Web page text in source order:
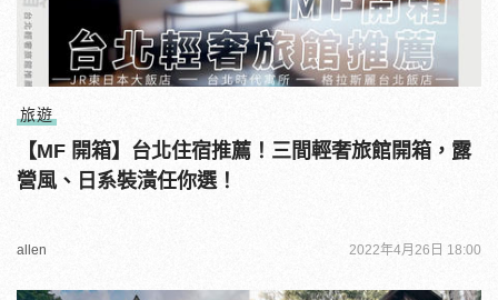
旅遊
【MF 開箱】台北住宿推薦！三間輕奢旅館開箱，露
營風、日系裝潢任你選！
allen 2022年4月26日 18:00